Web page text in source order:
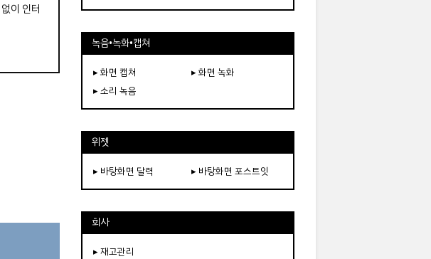
이 인터
녹음•녹화•캡쳐
▸ 화면 캡쳐
▸ 화면 녹화
▸ 소리 녹음
위젯
▸ 바탕화면 달력 ▸ 바탕화면 포스트잇
회사
▸ 재고관리